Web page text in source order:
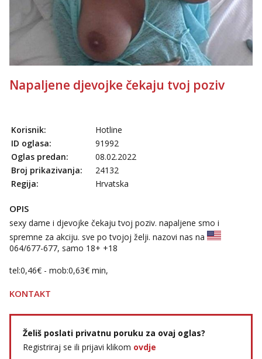
Napaljene djevojke čekaju tvoj poziv
Korisnik:
Hotline
ID oglasa:
91992
Oglas predan:
08.02.2022
Broj prikazivanja:
24132
Regija:
Hrvatska
OPIS
sexy dame i djevojke čekaju tvoj poziv. napaljene smo i
spremne za akciju. sve po tvojoj želji. nazovi nas na
064/677-677, samo 18+ +18
tel:0,46€ - mob:0,63€ min,
KONTAKT
Želiš poslati privatnu poruku za ovaj oglas?
Registriraj se ili prijavi klikom ovdje